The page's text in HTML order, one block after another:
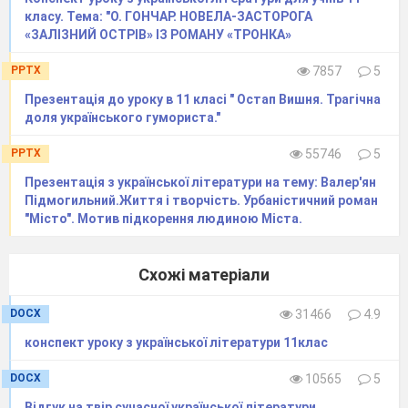
Народ замучений мовчить,
І на апостольськім престолі
Чернець годований сидить.
Людською кровію шинкує
І рай у найми оддає!”
9. Рефрени
– це засоби літератури, в яких
використовується неодноразове повторення
деяких слів або навіть виразів з метою
підкреслення їхньої важливості.
як анафора, епіфора та тавтологія.
Анафора
– це засіб художньої літератури, що
виражає єдинопочаток. Тобто це лексичний
повтор одного й того самого виразу,
наприклад, на початку кожного рядку вірша
класу. Тема: "О. ГОНЧАР. НОВЕЛА-ЗАСТОРОГА
«ЗАЛІЗНИЙ ОСТРІВ» ІЗ РОМАНУ «ТРОНКА»
PPTX 7857
5
Презентація до уроку в 11 класі " Остап Вишня. Трагічна
доля українського гумориста."
PPTX 55746
5
Презентація з української літератури на тему: Валер'ян
Підмогильний.Життя і творчість. Урбаністичний роман
"Місто". Мотив підкорення людиною Міста.
Схожі матеріали
DOCX 31466
4.9
конспект уроку з української літератури 11клас
DOCX 10565
5